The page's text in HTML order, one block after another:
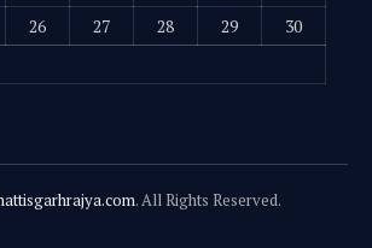
26 27 28 29
30
. All Rights Reserved.